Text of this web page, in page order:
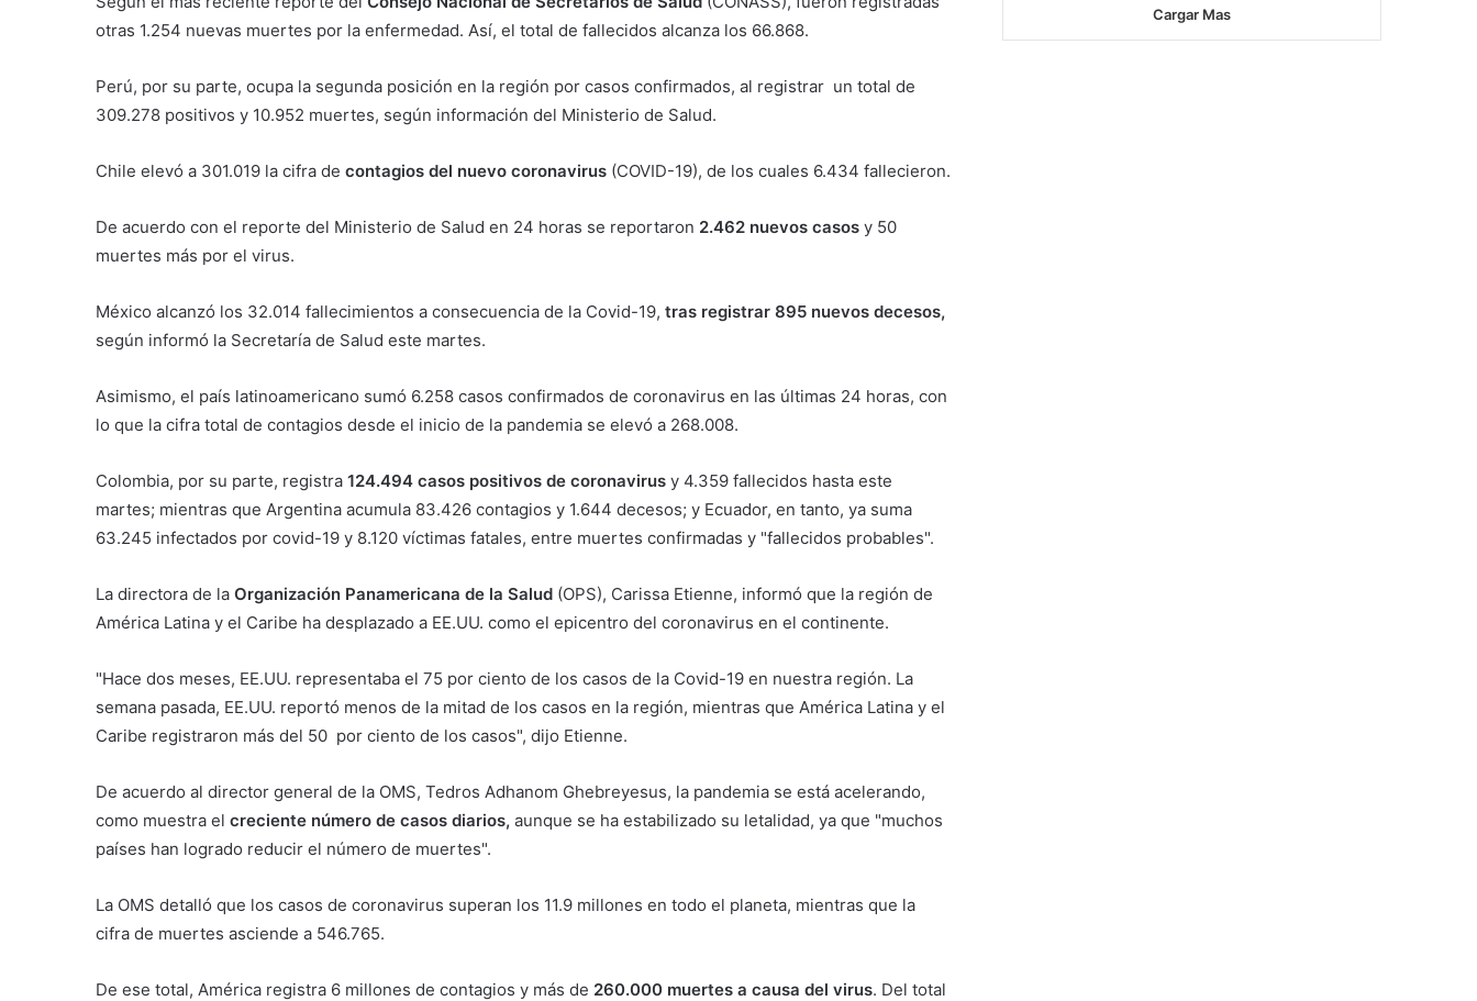
otras 1.254 nuevas muertes por la enfermedad. Así, el total de fallecidos alcanza los 66.868.
Perú, por su parte, ocupa la segunda posición en la región por casos confirmados, al registrar un total de
309.278 positivos y 10.952 muertes, según información del Ministerio de Salud.
Chile elevó a 301.019 la cifra de contagios del nuevo coronavirus (COVID-19), de los cuales 6.434 fallecieron.
De acuerdo con el reporte del Ministerio de Salud en 24 horas se reportaron 2.462 nuevos casos y 50
muertes más por el virus.
México alcanzó los 32.014 fallecimientos a consecuencia de la Covid-19, tras registrar 895 nuevos decesos,
según informó la Secretaría de Salud este martes.
Asimismo, el país latinoamericano sumó 6.258 casos confirmados de coronavirus en las últimas 24 horas, con
lo que la cifra total de contagios desde el inicio de la pandemia se elevó a 268.008.
Colombia, por su parte, registra 124.494 casos positivos de coronavirus y 4.359 fallecidos hasta este
martes; mientras que Argentina acumula 83.426 contagios y 1.644 decesos; y Ecuador, en tanto, ya suma
63.245 infectados por covid-19 y 8.120 víctimas fatales, entre muertes confirmadas y "fallecidos probables".
La directora de la Organización Panamericana de la Salud (OPS), Carissa Etienne, informó que la región de
América Latina y el Caribe ha desplazado a EE.UU. como el epicentro del coronavirus en el continente.
"Hace dos meses, EE.UU. representaba el 75 por ciento de los casos de la Covid-19 en nuestra región. La
semana pasada, EE.UU. reportó menos de la mitad de los casos en la región, mientras que América Latina y el
Caribe registraron más del 50 por ciento de los casos", dijo Etienne.
De acuerdo al director general de la OMS, Tedros Adhanom Ghebreyesus, la pandemia se está acelerando,
como muestra el creciente número de casos diarios, aunque se ha estabilizado su letalidad, ya que "muchos
países han logrado reducir el número de muertes".
La OMS detalló que los casos de coronavirus superan los 11.9 millones en todo el planeta, mientras que la
cifra de muertes asciende a 546.765.
De ese total, América registra 6 millones de contagios y más de 260.000 muertes a causa del virus. Del total
Cargar Mas